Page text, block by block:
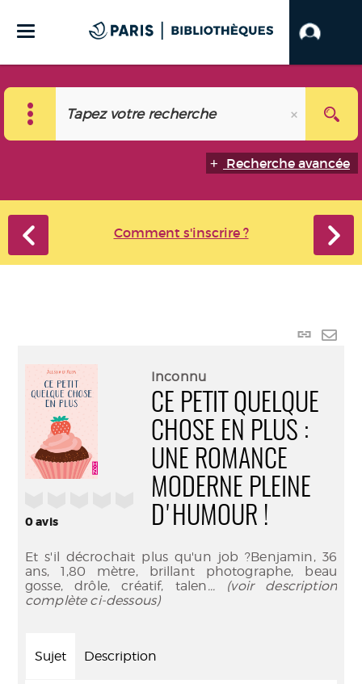
Recherche avancée
Comment s'inscrire ?
Lien
0avis
Inconnu
CE PETIT QUELQUE
CHOSE EN PLUS :
UNE ROMANCE
MODERNE PLEINE
D'HUMOUR !
Et s'il décrochait plus qu'un job ?Benjamin, 36
ans, 1,80 mètre, brillant photographe, beau
gosse, drôle, créatif, talen... (voir description
complète ci-dessous)
Sujet Description